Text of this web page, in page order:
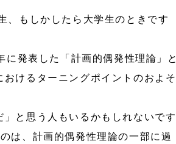
、もしかしたら大学生のときです
発表した「計画的偶発性理論」と
けるターニングポイントのおよそ
と思う人もいるかもしれないです
は、計画的偶発性理論の一部に過